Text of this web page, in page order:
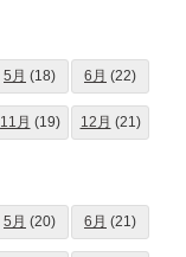
5月 (18) 6月 (22)
11月 (19) 12月 (21)
5月 (20) 6月 (21)